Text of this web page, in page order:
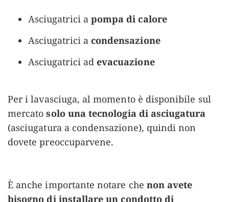
Asciugatrici a pompa di calore
Asciugatrici a condensazione
Asciugatrici ad evacuazione
Per i lavasciuga, al momento è disponibile sul
mercatosolo una tecnologia di asciugatura
(asciugatura a condensazione), quindi non
dovete preoccuparvene.
È anche importante notare che non avete
bisogno di installare un condotto di